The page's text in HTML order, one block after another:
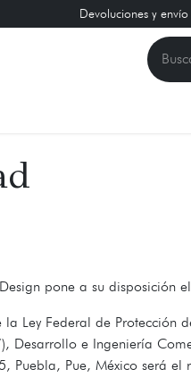
Devoluciones y
pone a su disposición
Federal de Protección
Desarrollo e Ingeniería
Pue, México será